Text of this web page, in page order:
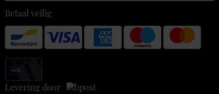
Betaal veilig
Levering door